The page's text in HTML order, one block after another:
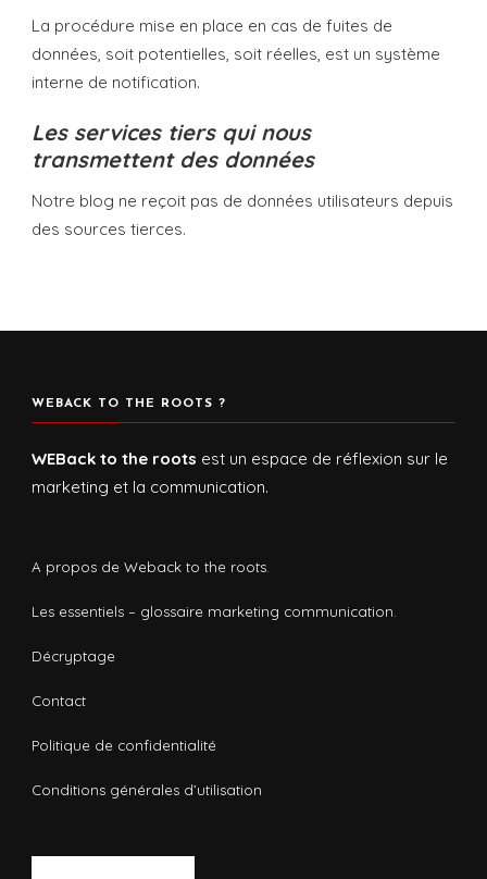
La procédure mise en place en cas de fuites de
données, soit potentielles, soit réelles, est un système
interne de notification.
Les services tiers qui nous
transmettent des données
Notre blog ne reçoit pas de données utilisateurs depuis
des sources tierces.
WEBACK TO THE ROOTS ?
WEBack to the roots est un espace de réflexion sur le
marketing et la communication.
A propos de Weback to the roots.
Les essentiels – glossaire marketing communication.
Décryptage
Contact
Politique de confidentialité
Conditions générales d’utilisation